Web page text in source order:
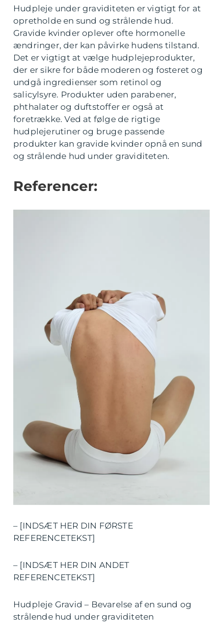
Hudpleje under graviditeten er vigtigt for at
opretholde en sund og strålende hud.
Gravide kvinder oplever ofte hormonelle
ændringer, der kan påvirke hudens tilstand.
Det er vigtigt at vælge hudplejeprodukter,
der er sikre for både moderen og fosteret og
undgå ingredienser som retinol og
salicylsyre. Produkter uden parabener,
phthalater og duftstoffer er også at
foretrække. Ved at følge de rigtige
hudplejerutiner og bruge passende
produkter kan gravide kvinder opnå en sund
og strålende hud under graviditeten.
Referencer:
– [INDSÆT HER DIN FØRSTE
REFERENCETEKST]
– [INDSÆT HER DIN ANDET
REFERENCETEKST]
Hudpleje Gravid – Bevarelse af en sund og
strålende hud under graviditeten